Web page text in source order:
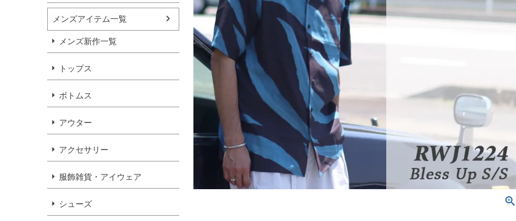
メンズアイテム一覧
メンズ新作一覧
トップス
ボトムス
アウター
アクセサリー
服飾雑貨・アイウェア
シューズ